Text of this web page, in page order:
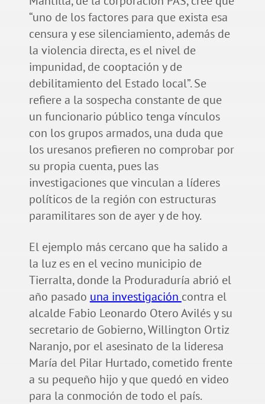
“uno de los factores para que exista esa
censura y ese silenciamiento, además de
la violencia directa, es el nivel de
impunidad, de cooptación y de
debilitamiento del Estado local”. Se
refiere a la sospecha constante de que
un funcionario público tenga vínculos
con los grupos armados, una duda que
los uresanos prefieren no comprobar por
su propia cuenta, pues las
investigaciones que vinculan a líderes
políticos de la región con estructuras
paramilitares son de ayer y de hoy.
El ejemplo más cercano que ha salido a
la luz es en el vecino municipio de
Tierralta, donde la Produraduría abrió el
año pasado una investigación contra el
alcalde Fabio Leonardo Otero Avilés y su
secretario de Gobierno, Willington Ortiz
Naranjo, por el asesinato de la lideresa
María del Pilar Hurtado, cometido frente
a su pequeño hijo y que quedó en video
para la conmoción de todo el país.